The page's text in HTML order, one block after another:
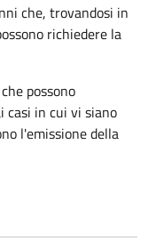
che, trovandosi in
richiedere la
possono
casi in cui vi siano
l'emissione della